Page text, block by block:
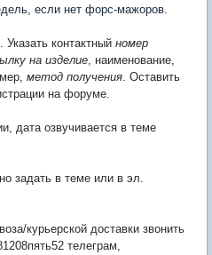
если нет форс-мажоров.
. Указать контактный номер
на изделие, наименование,
метод получения. Оставить
на форуме.
дата озвучивается в теме
задать в теме или в эл.
курьерской доставки звонить
телеграм,